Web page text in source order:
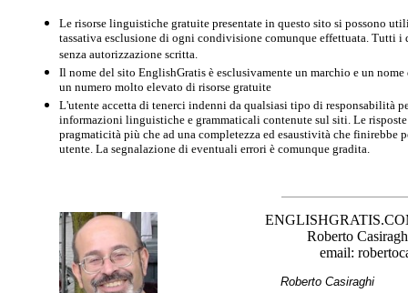
Le risorse linguistiche gratuite presentate in questo sito si possono
tassativa esclusione di ogni condivisione comunque effettuata. Tutti
senza autorizzazione scritta.
Il nome del sito EnglishGratis è esclusivamente un marchio e un
un numero molto elevato di risorse gratuite
L'utente accetta di tenerci indenni da qualsiasi tipo di responsabilità
informazioni linguistiche e grammaticali contenute sul siti. Le
pragmaticità più che ad una completezza ed esaustività che finirebbe
utente. La segnalazione di eventuali errori è comunque gradita.
Roberto
email:
Roberto